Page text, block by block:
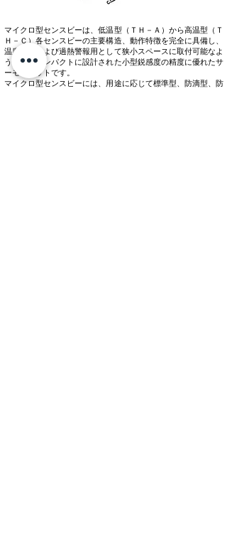
マイクロ型センスビーは、低温型（ＴＨ－Ａ）から高温型（Ｔ
Ｈ－Ｃ）各センスビーの主要構造、動作特徴を完全に具備し、
温度制御および過熱警報用として狭小スペースに取付可能なよ
うに持にコンパクトに設計された小型鋭感度の精度に優れたサ
ーモスタットです。
マイクロ型センスビーには、用途に応じて標準型、防滴型、防